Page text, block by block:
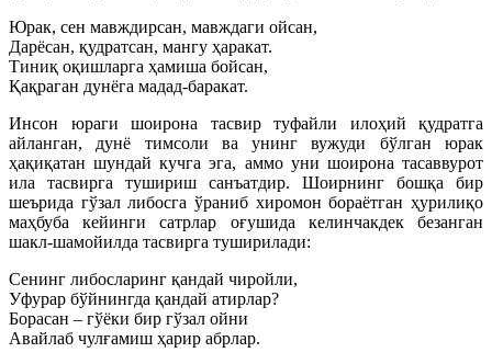
Юрак, сен мавждирсан, мавждаги ойсан,
Дарёсан, қудратсан, мангу ҳаракат.
Тиниқ оқишларга ҳамиша бойсан,
Қақраган дунёга мадад-баракат.
Инсон юраги шоирона тасвир туфайли илоҳий қудратга
айланган, дунё тимсоли ва унинг вужуди бўлган юрак
ҳақиқатан шундай кучга эга, аммо уни шоирона тасаввурот
ила тасвирга тушириш санъатдир. Шоирнинг бошқа бир
шеърида гўзал либосга ўраниб хиромон бораётган ҳурилиқо
маҳбуба кейинги сатрлар оғушида келинчакдек безанган
шакл-шамойилда тасвирга туширилади:
Сенинг либосларинг қандай чиройли,
Уфурар бўйнингда қандай атирлар?
Борасан – гўёки бир гўзал ойни
Авайлаб чулғамиш ҳарир абрлар.